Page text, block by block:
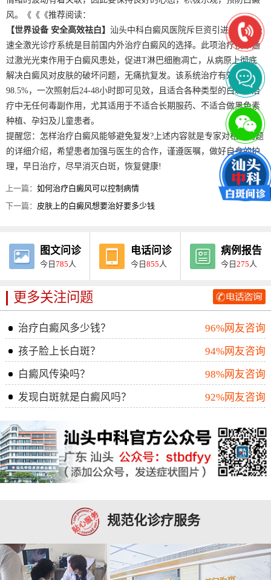
风。《《《推荐阅读：
【世界设备 安全高效祛白】 汕头中科白癜风医院斥巨资引进的美国极
速全激光诊疗系统是目前国内外治疗白癜风的选择。此项治疗技术通
过激光光束作用于白癜风患处，促进T淋巴细胞凋亡，从病原上彻底
解决白癜风对皮肤的破坏问题，无痛抗复发。该系统治疗有效率为
98.5%，一次照射后24-48小时即可见效，且适合各种类型的白斑，治
疗中无任何毒副作用，尤其适用于不适合长期服药、不适合做黑色素
种植、孕妇及儿童患者。
提醒您：怎样治疗白癜风能够避免复发?上述内容就是专家对相关问题
的详细介绍，希望患者加强与医生的合作，谨遵医嘱，做好自身的护
理，早日治疗，尽早消灭白斑，恢复健康!
上一篇：如何治疗白癜风可以控制病情
下一篇： 皮肤上的白癜风想要治好要多少钱
图文问诊
今日785 人
电话问诊
今日855 人
病例报告
今日275 人
更多关注问题
治疗白癜风多少钱？
96%网友咨询
孩子脸上长白斑？
94%网友咨询
白癜风传染吗？
98%网友咨询
发现白斑就是白癜风吗？
92%网友咨询
规范化诊疗服务